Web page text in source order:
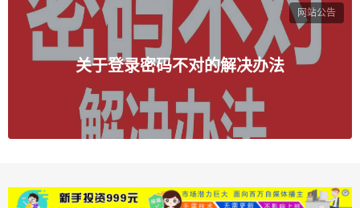
关于登录密码不对的解决办法
网站公告